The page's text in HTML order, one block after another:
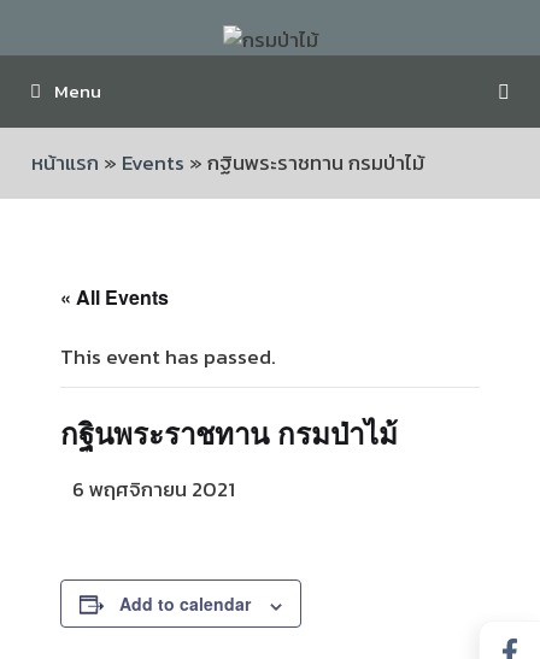
Menu
หน้าแรก » Events »กฐินพระราชทาน กรมป่าไม้
« All Events
This event has passed.
กฐินพระราชทาน กรมป่าไม้
6 พฤศจิกายน 2021
Add to calendar